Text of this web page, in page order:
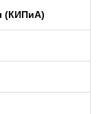
(КИПиA)